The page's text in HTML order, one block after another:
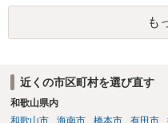
士）が、夫に対して内容証明郵
する可能性があるように思われ
る女性？）の代理人弁護士へ、
務所であるのか、それとも開示
ですが、もし前者であれば、書
一方、後者であるなら、夫を被
も
近くの市区町村を選び直す
和歌山県内